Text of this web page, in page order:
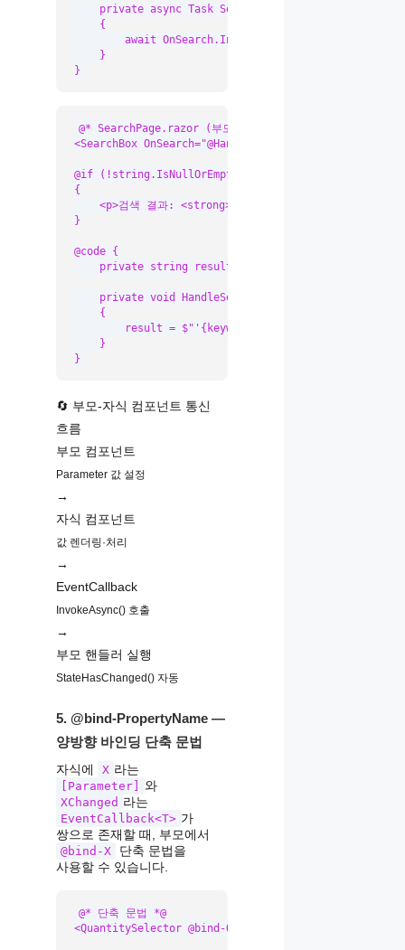
    private async Task Search()
    {
        await OnSearch.InvokeAsync(keyword);
    }
}
@* SearchPage.razor (부모 컴포넌트) *@
<SearchBox OnSearch="@HandleSearch" />
@if (!string.IsNullOrEmpty(result))
{
    <p>검색 결과: <strong>@result</strong></p>
}
@code {
    private string result = string.Empty;
    private void HandleSearch(string keyword)
    {
result = $"'{keyword}'에 대한 결과를 표시합니
    }
}
🔄 부모-자식 컴포넌트 통신
흐름
부모 컴포넌트
Parameter 값 설정
→
자식 컴포넌트
값 렌더링·처리
→
EventCallback
InvokeAsync() 호출
→
부모 핸들러 실행
StateHasChanged() 자동
5. @bind-PropertyName —
양방향 바인딩 단축 문법
자식에
X 라는
[Parameter] 와
XChanged 라는
EventCallback<T> 가
쌍으로 존재할 때, 부모에서
@bind-X
단축 문법을
사용할 수 있습니다.
@* 단축 문법 *@
<QuantitySelector @bind-Quantity="quantity"